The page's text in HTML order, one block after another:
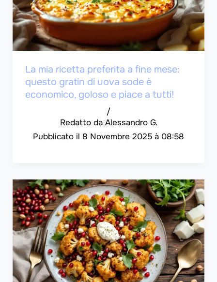
La mia ricetta preferita a fine mese:
questo gratin di uova sode è
economico, goloso e piace a tutti!
Alessandro G.
/
8 Novembre 2025 à 08:58